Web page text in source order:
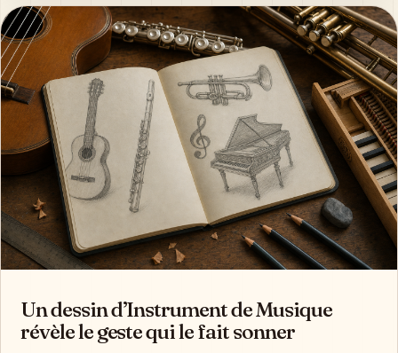
Un dessin d’Instrument de Musique
révèle le geste qui le fait sonner